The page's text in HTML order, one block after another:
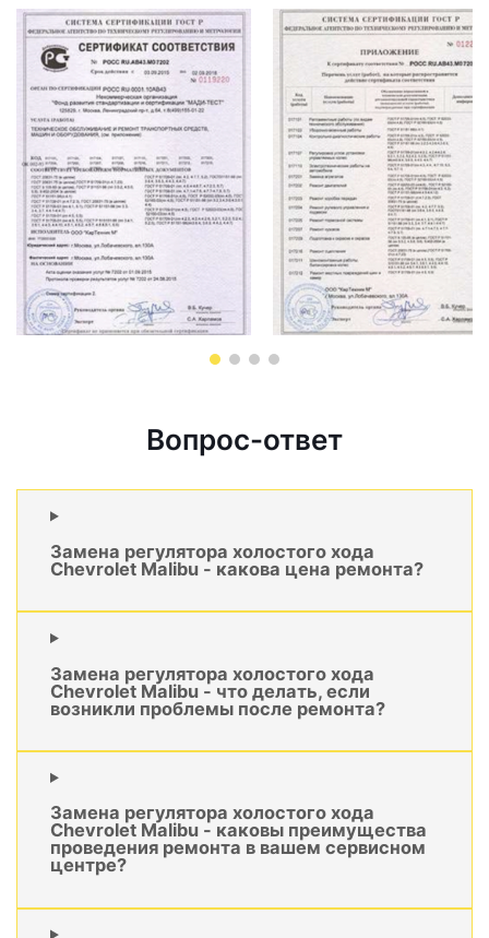
Вопрос-ответ
Замена регулятора холостого хода
Chevrolet Malibu - какова цена ремонта?
Замена регулятора холостого хода
Chevrolet Malibu - что делать, если
возникли проблемы после ремонта?
Замена регулятора холостого хода
Chevrolet Malibu - каковы преимущества
проведения ремонта в вашем сервисном
центре?